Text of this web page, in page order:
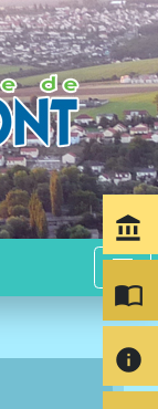
menu
account_balance
import_contacts
info